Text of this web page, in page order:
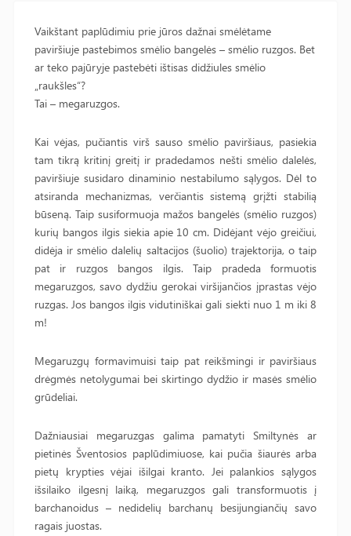
Vaikštant paplūdimiu prie jūros dažnai smėlėtame
paviršiuje pastebimos smėlio bangelės – smėlio ruzgos. Bet
ar teko pajūryje pastebėti ištisas didžiules smėlio
„raukšles“?
Tai – megaruzgos.
Kai vėjas, pučiantis virš sauso smėlio paviršiaus, pasiekia
tam tikrą kritinį greitį ir pradedamos nešti smėlio dalelės,
paviršiuje susidaro dinaminio nestabilumo sąlygos. Dėl to
atsiranda mechanizmas, verčiantis sistemą grįžti stabilią
būseną. Taip susiformuoja mažos bangelės (smėlio ruzgos)
kurių bangos ilgis siekia apie 10 cm. Didėjant vėjo greičiui,
didėja ir smėlio dalelių saltacijos (šuolio) trajektorija, o taip
pat ir ruzgos bangos ilgis. Taip pradeda formuotis
megaruzgos, savo dydžiu gerokai viršijančios įprastas vėjo
ruzgas. Jos bangos ilgis vidutiniškai gali siekti nuo 1 m iki 8
m!
Megaruzgų formavimuisi taip pat reikšmingi ir paviršiaus
drėgmės netolygumai bei skirtingo dydžio ir masės smėlio
grūdeliai.
Dažniausiai megaruzgas galima pamatyti Smiltynės ar
pietinės Šventosios paplūdimiuose, kai pučia šiaurės arba
pietų krypties vėjai išilgai kranto. Jei palankios sąlygos
išsilaiko ilgesnį laiką, megaruzgos gali transformuotis į
barchanoidus – nedidelių barchanų besijungiančių savo
ragais juostas.